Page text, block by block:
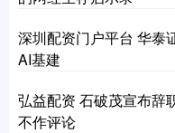
深圳配资门户平台 华泰
AI基建
弘益配资 石破茂宣布辞
不作评论